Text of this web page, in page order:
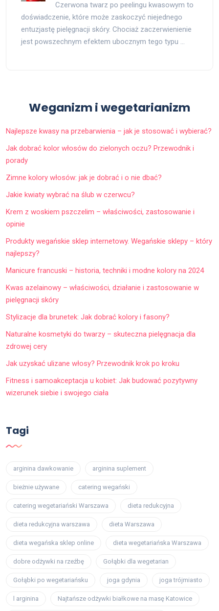
Czerwona twarz po peelingu kwasowym to
doświadczenie, które może zaskoczyć niejednego
entuzjastę pielęgnacji skóry. Chociaż zaczerwienienie
jest powszechnym efektem ubocznym tego typu …
Weganizm i wegetarianizm
Najlepsze kwasy na przebarwienia – jak je stosować i wybierać?
Jak dobrać kolor włosów do zielonych oczu? Przewodnik i
porady
Zimne kolory włosów: jak je dobrać i o nie dbać?
Jakie kwiaty wybrać na ślub w czerwcu?
Krem z woskiem pszczelim – właściwości, zastosowanie i
opinie
Produkty wegańskie sklep internetowy. Wegańskie sklepy – który
najlepszy?
Manicure francuski – historia, techniki i modne kolory na 2024
Kwas azelainowy – właściwości, działanie i zastosowanie w
pielęgnacji skóry
Stylizacje dla brunetek: Jak dobrać kolory i fasony?
Naturalne kosmetyki do twarzy – skuteczna pielęgnacja dla
zdrowej cery
Jak uzyskać ulizane włosy? Przewodnik krok po kroku
Fitness i samoakceptacja u kobiet: Jak budować pozytywny
wizerunek siebie i swojego ciała
Tagi
arginina dawkowanie arginina suplement
bieżnie używane catering wegański
catering wegetariański Warszawa dieta redukcyjna
dieta redukcyjna warszawa dieta Warszawa
dieta wegańska sklep online dieta wegetariańska Warszawa
dobre odżywki na rzeźbę Gołąbki dla wegetarian
Gołąbki po wegetariańsku joga gdynia joga trójmiasto
l arginina Najtańsze odżywki białkowe na masę Katowice